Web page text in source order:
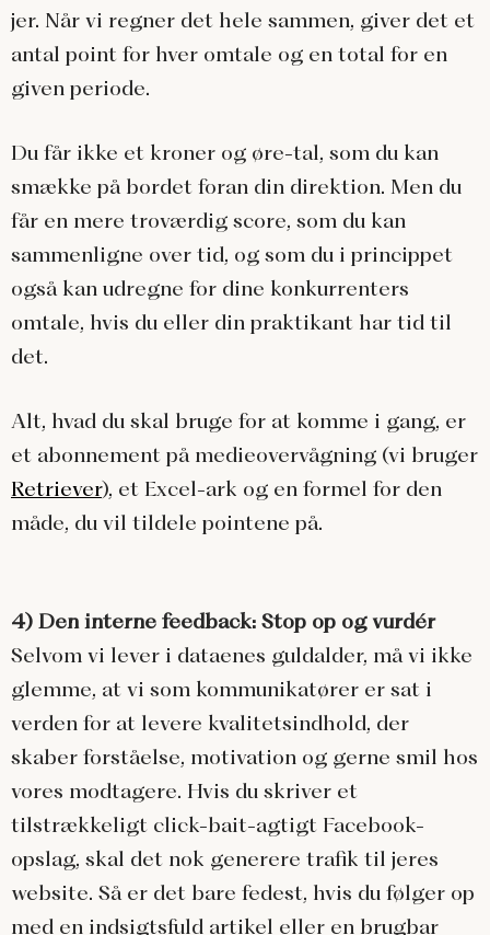
jer. Når vi regner det hele sammen, giver det et
antal point for hver omtale og en total for en
given periode.
Du får ikke et kroner og øre-tal, som du kan
smække på bordet foran din direktion. Men du
får en mere troværdig score, som du kan
sammenligne over tid, og som du i princippet
også kan udregne for dine konkurrenters
omtale, hvis du eller din praktikant har tid til
det.
Alt, hvad du skal bruge for at komme i gang, er
et abonnement på medieovervågning (vi bruger
Retriever), et Excel-ark og en formel for den
måde, du vil tildele pointene på.
4) Den interne feedback: Stop op og vurdér
Selvom vi lever i dataenes guldalder, må vi ikke
glemme, at vi som kommunikatører er sat i
verden for at levere kvalitetsindhold, der
skaber forståelse, motivation og gerne smil hos
vores modtagere. Hvis du skriver et
tilstrækkeligt click-bait-agtigt Facebook-
opslag, skal det nok generere trafik til jeres
website. Så er det bare fedest, hvis du følger op
med en indsigtsfuld artikel eller en brugbar